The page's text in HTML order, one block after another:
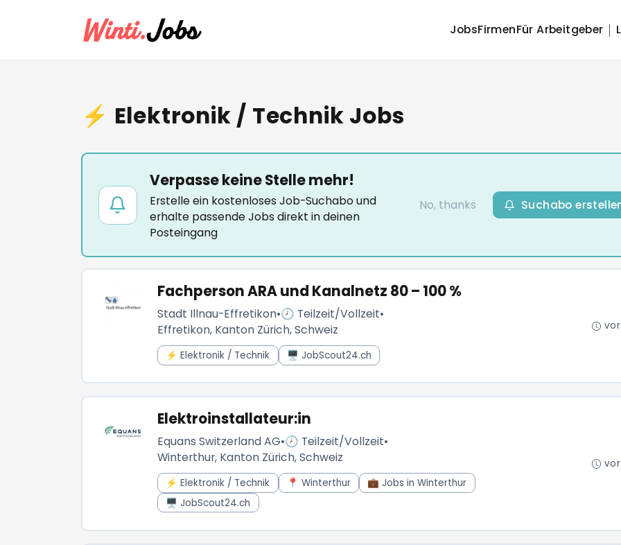
JobsFirmenFür Arbeitgeber
⚡ Elektronik / Technik Jobs
Verpasse keine Stelle mehr!
Erstelle ein kostenloses Job-Suchabo und
erhalte passende Jobs direkt in deinen
Posteingang
No, thanks Suchabo
Fachperson ARA und Kanalnetz 80 – 100 %
Stadt Illnau-Effretikon•🕗 Teilzeit/Vollzeit•
Effretikon, Kanton Zürich, Schweiz
⚡ Elektronik / Technik 🖥️ JobScout24.ch
vor
Elektroinstallateur:in
Equans Switzerland AG•🕗 Teilzeit/Vollzeit•
Winterthur, Kanton Zürich, Schweiz
⚡ Elektronik / Technik 📍 Winterthur
💼 Jobs in Winterthur
🖥️ JobScout24.ch
vor